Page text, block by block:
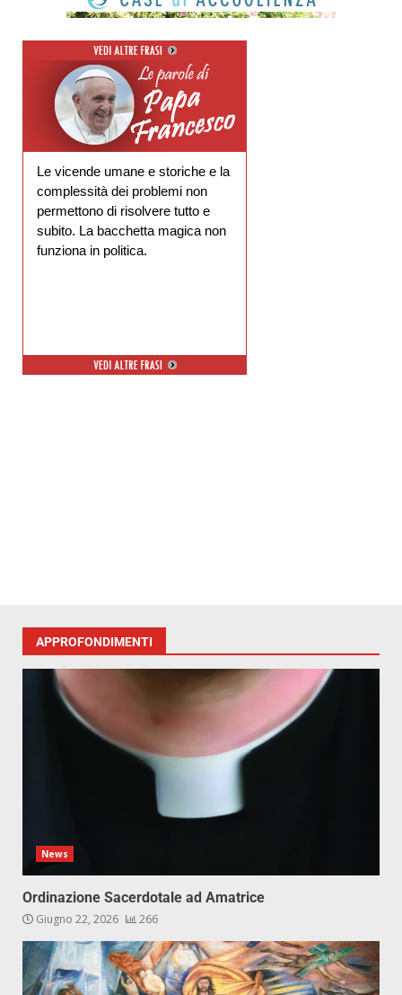
Le vicende umane e storiche e la
complessità dei problemi non
permettono di risolvere tutto e
subito. La bacchetta magica non
funziona in politica.
APPROFONDIMENTI
News
Ordinazione Sacerdotale ad Amatrice
Giugno 22, 2026 266